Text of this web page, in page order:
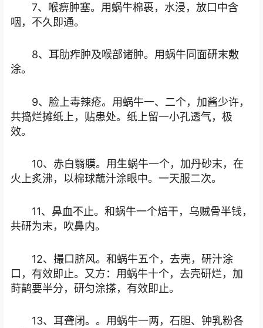
7、喉痹肿塞。用蜗牛棉裹，水浸，放口中含
咽，不久即通。
8、耳肋痄肿及喉部诸肿。用蜗牛同面研末敷
涂。
9、脸上毒辣疮。用蜗牛一、二个，加酱少许，
共捣烂摊纸上，贴患处。纸上留一小孔透气，极
效。
10、赤白翳膜。用生蜗牛一个，加丹砂末，在
火上炙沸，以棉球蘸汁涂眼中。一天服二次。
11、鼻血不止。和蜗牛一个焙干，乌贼骨半钱，
共研为末，吹鼻内。
12、撮口脐风。和蜗牛五个，去壳，研汁涂
口，有效即止。又方：用蜗牛十个，去壳研烂，加
莳鹋要半分，研匀涂搽，有效即止。
13、耳聋闭。。用蜗牛一两，石胆、钟乳粉各